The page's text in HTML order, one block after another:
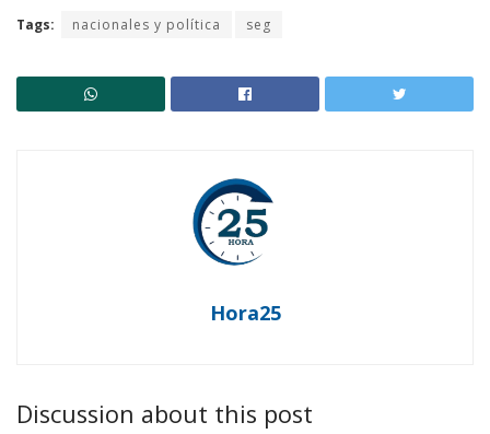
Tags: nacionales y política seg
Hora25
Discussion about this post